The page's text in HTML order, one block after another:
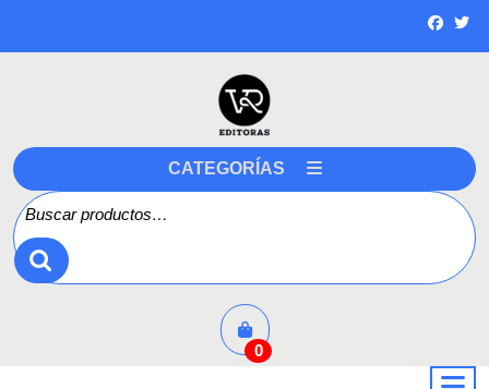
contenido
CATEGORÍAS
Buscar por:
0